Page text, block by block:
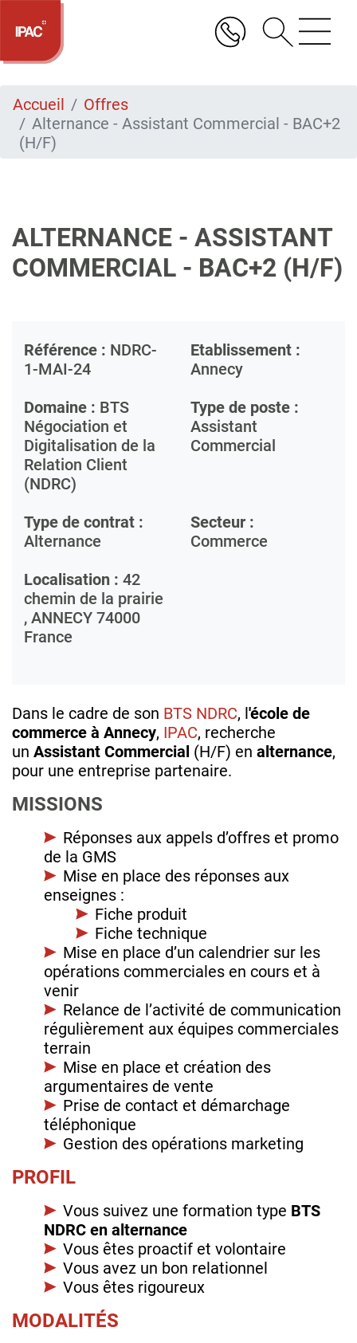
Aller
contenu
Accueil
Offres
Alternance - Assistant Commercial - BAC+2
(H/F)
ALTERNANCE - ASSISTANT
COMMERCIAL - BAC+2 (H/F)
Référence : NDRC-
1-MAI-24
Etablissement :
Annecy
Domaine : BTS
Négociation et
Digitalisation de la
Relation Client
(NDRC)
Type de poste :
Assistant
Commercial
Type de contrat :
Alternance
Secteur :
Commerce
Localisation : 42
chemin de la prairie
, ANNECY 74000
France
Dans le cadre de son BTS NDRC, l'école de
commerce à Annecy, IPAC, recherche
un Assistant Commercial (H/F) en alternance,
pour une entreprise partenaire.
MISSIONS
Réponses aux appels d’offres et promo
de la GMS
Mise en place des réponses aux
enseignes :
Fiche produit
Fiche technique
Mise en place d’un calendrier sur les
opérations commerciales en cours et à
venir
Relance de l’activité de communication
régulièrement aux équipes commerciales
terrain
Mise en place et création des
argumentaires de vente
Prise de contact et démarchage
téléphonique
Gestion des opérations marketing
PROFIL
Vous suivez une formation type BTS
NDRC en alternance
Vous êtes proactif et volontaire
Vous avez un bon relationnel
Vous êtes rigoureux
MODALITÉS